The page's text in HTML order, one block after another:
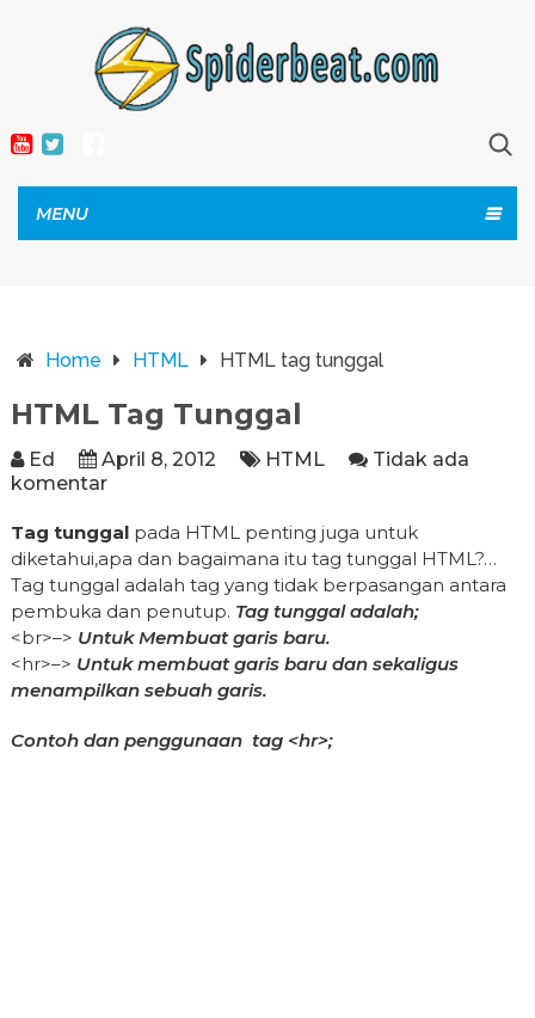
MENU
Home HTML HTML tag tunggal
HTML Tag Tunggal
Ed April 8, 2012 HTML
Tidak ada
komentar
Tag tunggalpada HTML penting juga untuk
diketahui,apa dan bagaimana itu tag tunggal HTML?…
Tag tunggal adalah tag yang tidak berpasangan antara
pembuka dan penutup. Tag tunggal adalah;
<br>–> Untuk Membuat garis baru.
<hr>–> Untuk membuat garis baru dan sekaligus
menampilkan sebuah garis.
Contoh dan penggunaan tag <hr>;